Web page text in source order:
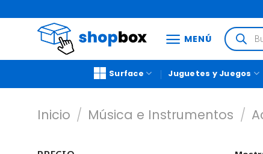
MENÚ
Surface Juguetes y Juegos
Inicio / Música e Instrumentos /